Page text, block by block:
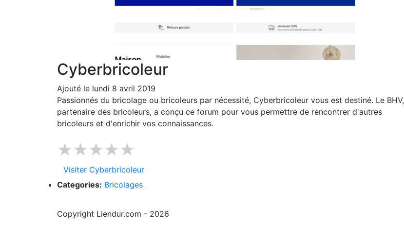
Cyberbricoleur
Ajouté le lundi 8 avril 2019
Passionnés du bricolage ou bricoleurs par nécessité, Cyberbricoleur vous est destiné. Le BHV,
partenaire des bricoleurs, a conçu ce forum pour vous permettre de rencontrer d'autres
bricoleurs et d'enrichir vos connaissances.
★★★★★
Visiter Cyberbricoleur
Categories: Bricolages
Copyright Liendur.com - 2026